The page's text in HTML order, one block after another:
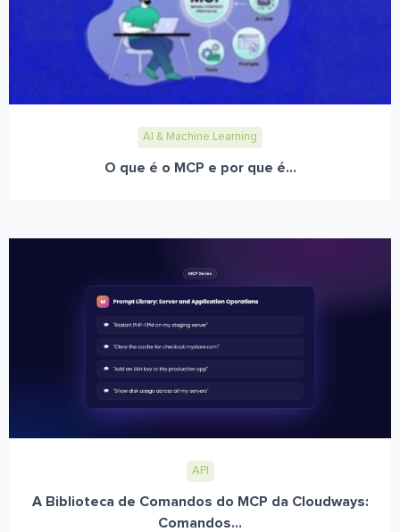
AI & Machine Learning
O que é o MCP e por que é...
API
A Biblioteca de Comandos do MCP da Cloudways:
Comandos...